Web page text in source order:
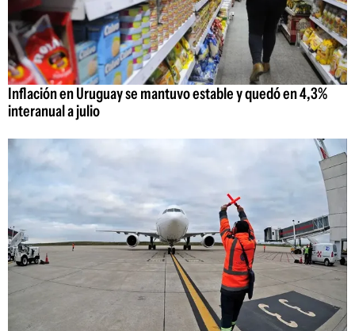
Inflación en Uruguay se mantuvo estable y quedó en 4,3%
interanual a julio